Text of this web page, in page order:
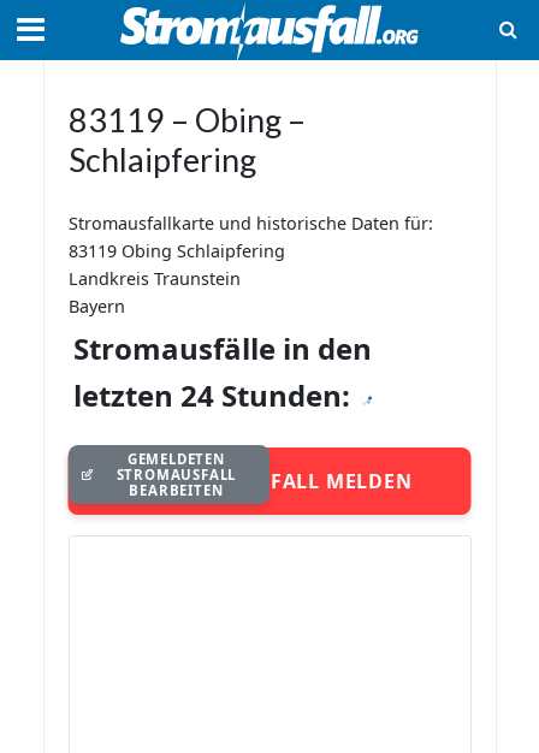
83119 – Obing –
Schlaipfering
Stromausfallkarte und historische Daten für:
83119 Obing Schlaipfering
Landkreis Traunstein
Bayern
Stromausfälle in den
letzten 24 Stunden:
STROMAUSFALL MELDEN
GEMELDETEN
STROMAUSFALL
BEARBEITEN